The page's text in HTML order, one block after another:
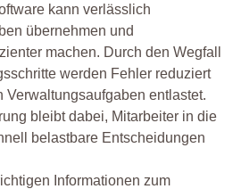
kann verlässlich
übernehmen und
machen. Durch den Wegfall
werden Fehler reduziert
Verwaltungsaufgaben entlastet.
bleibt dabei, Mitarbeiter in die
belastbare Entscheidungen
Informationen zum